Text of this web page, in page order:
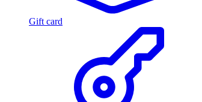
Gift card